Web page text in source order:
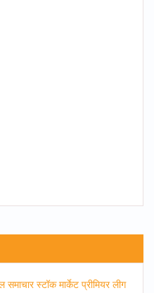
समाचार स्टॉक मार्केट प्रीमियर लीग